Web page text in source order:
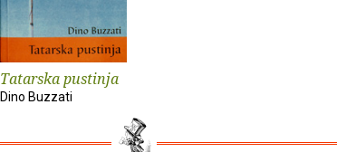
Tatarska pustinja
Dino Buzzati